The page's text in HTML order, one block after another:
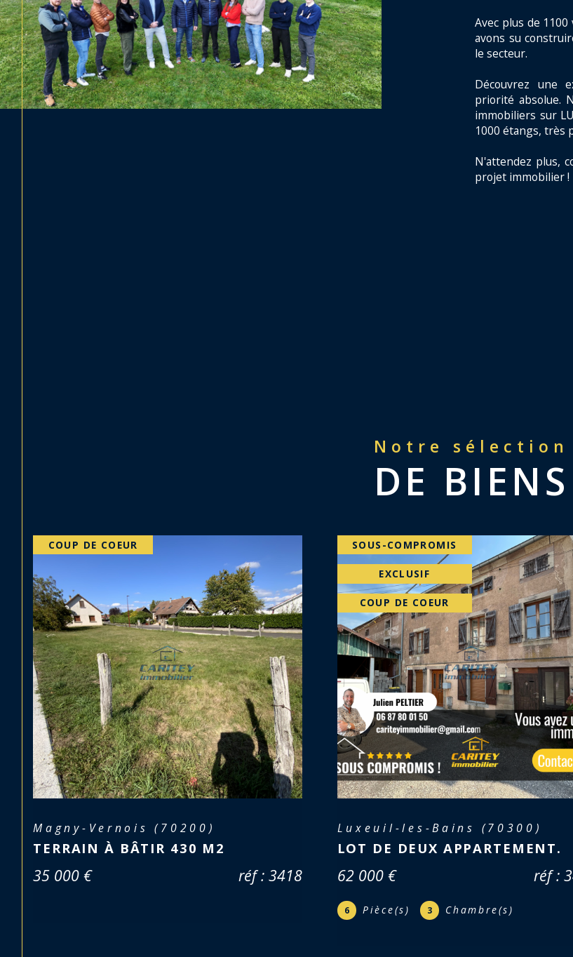
Avec plus de
avons su
le secteur.
Découvrez une
priorité absolue.
immobiliers sur
1000 étangs, très
N'attendez plus,
projet immobilier !
Notre sélection
DE BIENS
EXCLUSIF
PRIX EN BAISSE
Lure (70200)
LURE – EN PLEIN CŒUR DE VILLE !
76 000 € réf : 3668-v
EXCLUSIF
PRIX EN BAISSE
Mélisey (70270)
APPARTEMENT F5 AVEC JARDIN
66 950 € réf :
5 Pièce(s) 4 Chambre(s)